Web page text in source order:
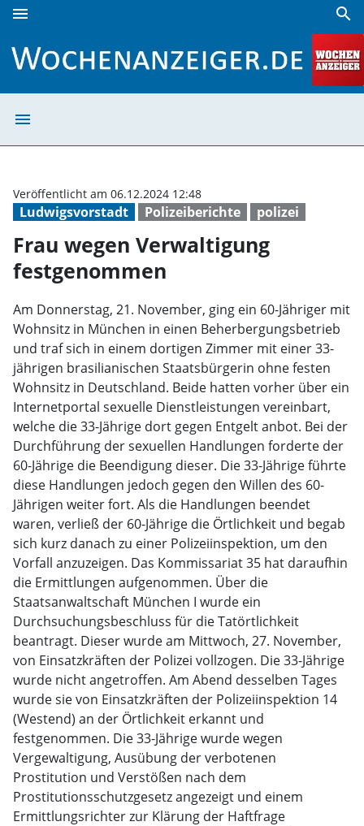
menu search
menu
Ludwigsvorstadt Polizeiberichte polizei
Veröffentlicht am 06.12.2024 12:48
Frau wegen Verwaltigung
festgenommen
Am Donnerstag, 21. November, ging ein 60-Jähriger mit
Wohnsitz in München in einen Beherbergungsbetrieb
und traf sich in einem dortigen Zimmer mit einer 33-
jährigen brasilianischen Staatsbürgerin ohne festen
Wohnsitz in Deutschland. Beide hatten vorher über ein
Internetportal sexuelle Dienstleistungen vereinbart,
welche die 33-Jährige dort gegen Entgelt anbot. Bei der
Durchführung der sexuellen Handlungen forderte der
60-Jährige die Beendigung dieser. Die 33-Jährige führte
diese Handlungen jedoch gegen den Willen des 60-
Jährigen weiter fort. Als die Handlungen beendet
waren, verließ der 60-Jährige die Örtlichkeit und begab
sich kurz danach zu einer Polizeiinspektion, um den
Vorfall anzuzeigen. Das Kommissariat 35 hat daraufhin
die Ermittlungen aufgenommen. Über die
Staatsanwaltschaft München I wurde ein
Durchsuchungsbeschluss für die Tatörtlichkeit
beantragt. Dieser wurde am Mittwoch, 27. November,
von Einsatzkräften der Polizei vollzogen. Die 33-Jährige
wurde nicht angetroffen. Am Abend desselben Tages
wurde sie von Einsatzkräften der Polizeiinspektion 14
(Westend) an der Örtlichkeit erkannt und
festgenommen. Die 33-Jährige wurde wegen
Vergewaltigung, Ausübung der verbotenen
Prostitution und Verstößen nach dem
Prostitutionsschutzgesetz angezeigt und einem
Ermittlungsrichter zur Klärung der Haftfrage